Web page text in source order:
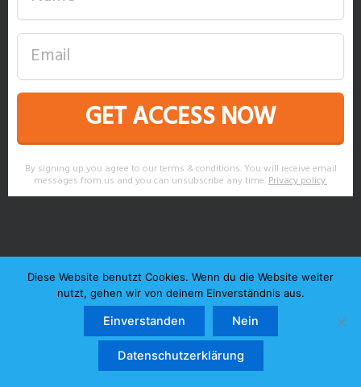
GET ACCESS NOW
By signing up you agree to our terms & conditions. You will receive email
messages from us and you can unsubscribe any time.Privacy policy.
Diese Website benutzt Cookies. Wenn du die Website weiter
nutzt, gehen wir von deinem Einverständnis aus.
Einverstanden Nein
Datenschutzerklärung